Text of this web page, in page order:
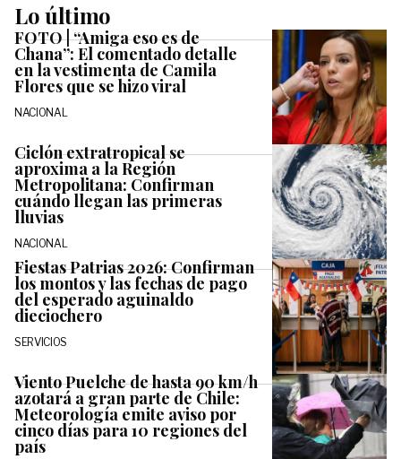
Lo último
FOTO | “Amiga eso es de
Chana”: El comentado detalle
en la vestimenta de Camila
Flores que se hizo viral
NACIONAL
Ciclón extratropical se
aproxima a la Región
Metropolitana: Confirman
cuándo llegan las primeras
lluvias
NACIONAL
Fiestas Patrias 2026: Confirman
los montos y las fechas de pago
del esperado aguinaldo
dieciochero
SERVICIOS
Viento Puelche de hasta 90 km/h
azotará a gran parte de Chile:
Meteorología emite aviso por
cinco días para 10 regiones del
país